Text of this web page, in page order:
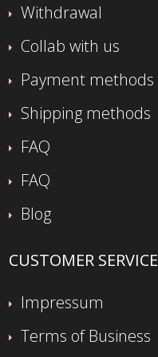
Withdrawal
Collab with us
Payment methods
Shipping methods
FAQ
FAQ
Blog
CUSTOMER SERVICE
Impressum
Terms of Business